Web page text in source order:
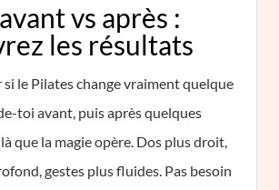
vs après :
les résultats
si le Pilates change vraiment quelque
toi avant, puis après quelques
là que la magie opère. Dos plus droit,
gestes plus fluides. Pas besoin